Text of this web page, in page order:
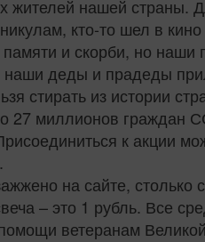
жителей нашей страны.
кто-то шел в
и скорби, но
деды и прадеды
стирать из истории
27 миллионов граждан
к акции
на сайте,
– это 1 рубль. Все
ветеранам